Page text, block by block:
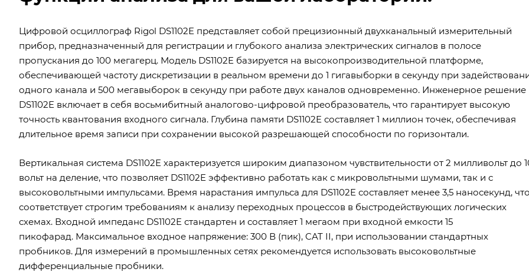
Цифровой осциллограф Rigol DS1102E представляет собой прецизионный двухканальный измерительный
прибор, предназначенный для регистрации и глубокого анализа электрических сигналов в полосе
пропускания до 100 мегагерц. Модель DS1102E базируется на высокопроизводительной платформе,
обеспечивающей частоту дискретизации в реальном времени до 1 гигавыборки в секунду при
одного канала и 500 мегавыборок в секунду при работе двух каналов одновременно. Инженерное решение
DS1102E включает в себя восьмибитный аналогово-цифровой преобразователь, что гарантирует высокую
точность квантования входного сигнала. Глубина памяти DS1102E составляет 1 миллион точек, обеспечивая
длительное время записи при сохранении высокой разрешающей способности по горизонтали.
Вертикальная система DS1102E характеризуется широким диапазоном чувствительности от 2 милливольт до
вольт на деление, что позволяет DS1102E эффективно работать как с микровольтными шумами, так и с
высоковольтными импульсами. Время нарастания импульса для DS1102E составляет менее 3,5 наносекунд,
соответствует строгим требованиям к анализу переходных процессов в быстродействующих логических
схемах. Входной импеданс DS1102E стандартен и составляет 1 мегаом при входной емкости 15
пикофарад. Максимальное входное напряжение: 300 В (пик), CAT II, при использовании стандартных
пробников. Для измерений в промышленных сетях рекомендуется использовать высоковольтные
дифференциальные пробники.